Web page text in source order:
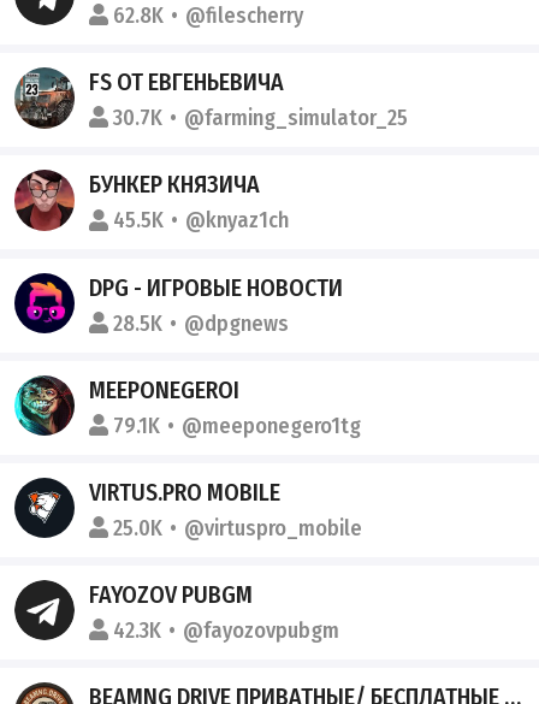
62.8K @filescherry
FS ОТ ЕВГЕНЬЕВИЧА
30.7K @farming_simulator_25
БУНКЕР КНЯЗИЧА
45.5K @knyaz1ch
DPG - ИГРОВЫЕ НОВОСТИ
28.5K @dpgnews
MEEPONEGEROI
79.1K @meeponegero1tg
VIRTUS.PRO MOBILE
25.0K @virtuspro_mobile
FAYOZOV PUBGM
42.3K @fayozovpubgm
BEAMNG DRIVE ПРИВАТНЫЕ/ БЕСПЛАТНЫЕ МОДЫ